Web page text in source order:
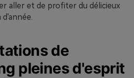
aller et de profiter du délicieux
de
pleines d'esprit